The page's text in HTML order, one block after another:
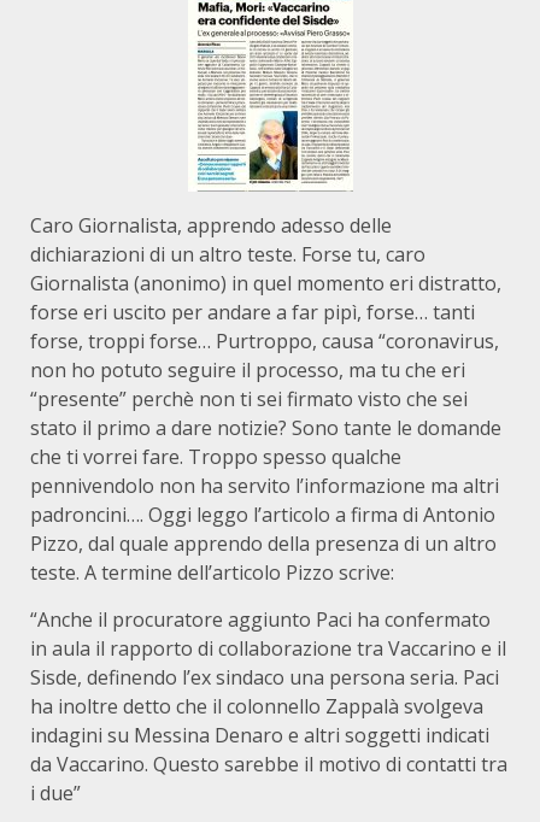
Caro Giornalista, apprendo adesso delle
dichiarazioni di un altro teste. Forse tu, caro
Giornalista (anonimo) in quel momento eri distratto,
forse eri uscito per andare a far pipì, forse… tanti
forse, troppi forse… Purtroppo, causa “coronavirus,
non ho potuto seguire il processo, ma tu che eri
“presente” perchè non ti sei firmato visto che sei
stato il primo a dare notizie? Sono tante le domande
che ti vorrei fare. Troppo spesso qualche
pennivendolo non ha servito l’informazione ma altri
padroncini…. Oggi leggo l’articolo a firma di Antonio
Pizzo, dal quale apprendo della presenza di un altro
teste. A termine dell’articolo Pizzo scrive:
“Anche il procuratore aggiunto Paci ha confermato
in aula il rapporto di collaborazione tra Vaccarino e il
Sisde, definendo l’ex sindaco una persona seria. Paci
ha inoltre detto che il colonnello Zappalà svolgeva
indagini su Messina Denaro e altri soggetti indicati
da Vaccarino. Questo sarebbe il motivo di contatti tra
i due”